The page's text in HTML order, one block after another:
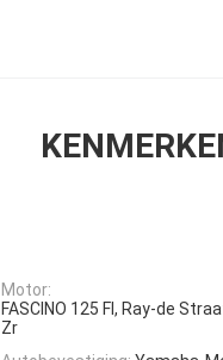
Motor:
FASCINO 125 FI, Ray-de
Zr